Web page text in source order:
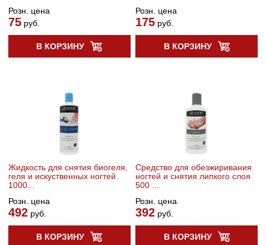
Розн. цена
75руб.
В КОРЗИНУ
Розн. цена
175 руб.
В КОРЗИНУ
Жидкость для снятия биогеля,
геля и искуственных ногтей
1000...
Розн. цена
492руб.
В КОРЗИНУ
Средство для обезжиривания
ногтей и снятия липкого слоя
500 ...
Розн. цена
392 руб.
В КОРЗИНУ